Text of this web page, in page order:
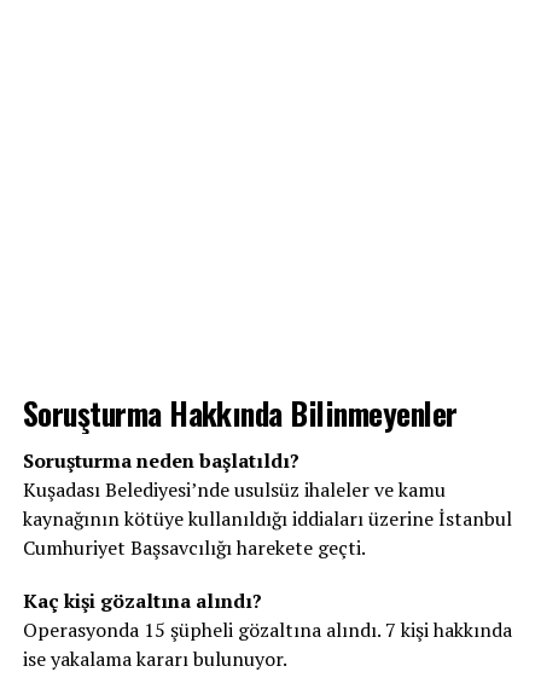
Soruşturma Hakkında Bilinmeyenler
Soruşturma neden başlatıldı?
Kuşadası Belediyesi’nde usulsüz ihaleler ve kamu
kaynağının kötüye kullanıldığı iddiaları üzerine İstanbul
Cumhuriyet Başsavcılığı harekete geçti.
Kaç kişi gözaltına alındı?
Operasyonda 15 şüpheli gözaltına alındı. 7 kişi hakkında
ise yakalama kararı bulunuyor.